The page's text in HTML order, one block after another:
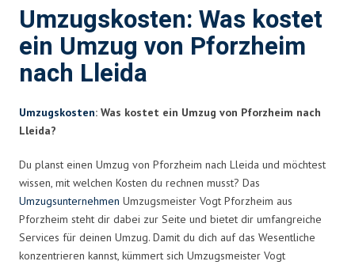
Umzugskosten: Was kostet
ein Umzug von Pforzheim
nach Lleida
Umzugskosten: Was kostet ein Umzug von Pforzheim nach
Lleida?
Du planst einen Umzug von Pforzheim nach Lleida und möchtest
wissen, mit welchen Kosten du rechnen musst? Das
Umzugsunternehmen Umzugsmeister Vogt Pforzheim aus
Pforzheim steht dir dabei zur Seite und bietet dir umfangreiche
Services für deinen Umzug. Damit du dich auf das Wesentliche
konzentrieren kannst, kümmert sich Umzugsmeister Vogt